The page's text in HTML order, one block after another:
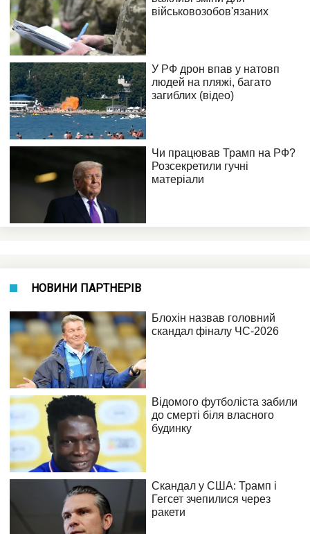
НОВИНИ ПАРТНЕРІВ